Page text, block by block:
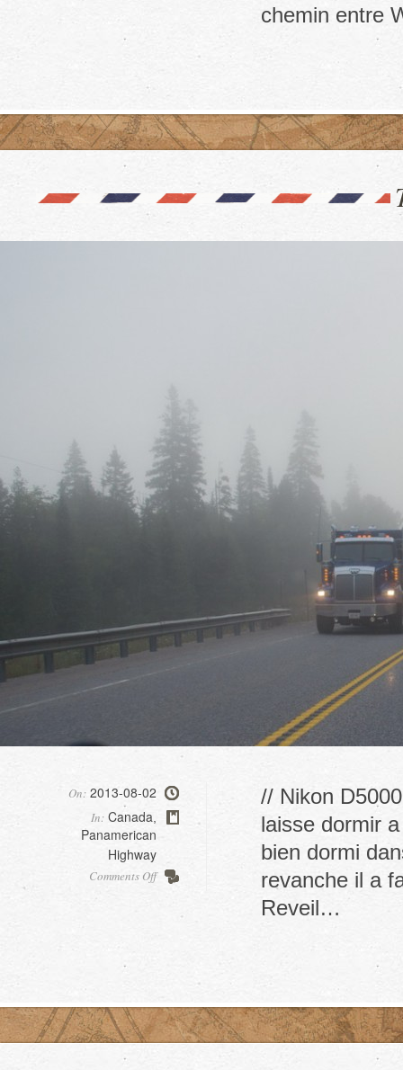
chemin entre
On: 2013-08-02
In: Canada
Panamerican
Highway
Comments Offon
// Nikon
laisse dormir
bien dormi
revanche il a
Reveil…